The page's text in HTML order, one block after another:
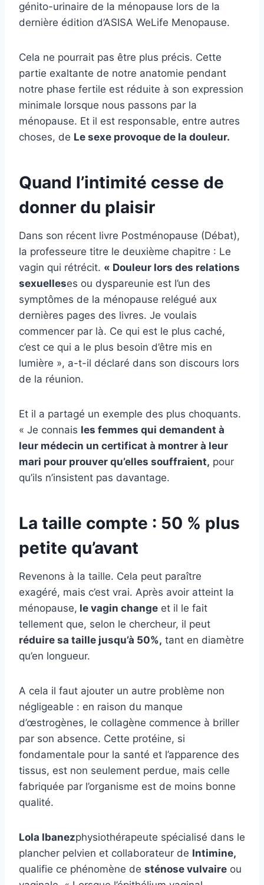
génito-urinaire de la ménopause lors de la
dernière édition d’ASISA WeLife Menopause.
Cela ne pourrait pas être plus précis. Cette
partie exaltante de notre anatomie pendant
notre phase fertile est réduite à son expression
minimale lorsque nous passons par la
ménopause. Et il est responsable, entre autres
choses, de Le sexe provoque de la douleur.
Quand l’intimité cesse de
donner du plaisir
Dans son récent livre Postménopause (Débat),
la professeure titre le deuxième chapitre : Le
vagin qui rétrécit. « Douleur lors des relations
sexuelleses ou dyspareunie est l’un des
symptômes de la ménopause relégué aux
dernières pages des livres. Je voulais
commencer par là. Ce qui est le plus caché,
c’est ce qui a le plus besoin d’être mis en
lumière », a-t-il déclaré dans son discours lors
de la réunion.
Et il a partagé un exemple des plus choquants.
« Je connais les femmes qui demandent à
leur médecin un certificat à montrer à leur
mari pour prouver qu’elles souffraient, pour
qu’ils n’insistent pas davantage.
La taille compte : 50 % plus
petite qu’avant
Revenons à la taille. Cela peut paraître
exagéré, mais c’est vrai. Après avoir atteint la
ménopause, le vagin change et il le fait
tellement que, selon le chercheur, il peut
réduire sa taille jusqu’à 50%, tant en diamètre
qu’en longueur.
A cela il faut ajouter un autre problème non
négligeable : en raison du manque
d’œstrogènes, le collagène commence à briller
par son absence. Cette protéine, si
fondamentale pour la santé et l’apparence des
tissus, est non seulement perdue, mais celle
fabriquée par l’organisme est de moins bonne
qualité.
Lola Ibanezphysiothérapeute spécialisé dans le
plancher pelvien et collaborateur de Intimine,
qualifie ce phénomène de sténose vulvaire ou